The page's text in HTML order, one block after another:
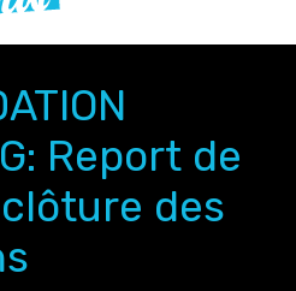
Report de
des